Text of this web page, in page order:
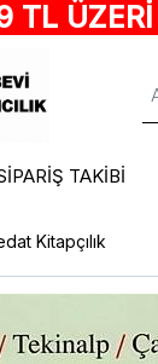
TL
TAKİBİ
Kitapçılık